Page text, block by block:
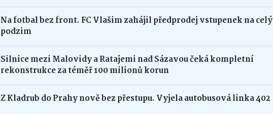
Na fotbal bez front. FC Vlašim zahájil předprodej vstupenek na celý
podzim
Silnice mezi Malovidy a Ratajemi nad Sázavou čeká kompletní
rekonstrukce za téměř 100 milionů korun
Z Kladrub do Prahy nově bez přestupu. Vyjela autobusová linka 402